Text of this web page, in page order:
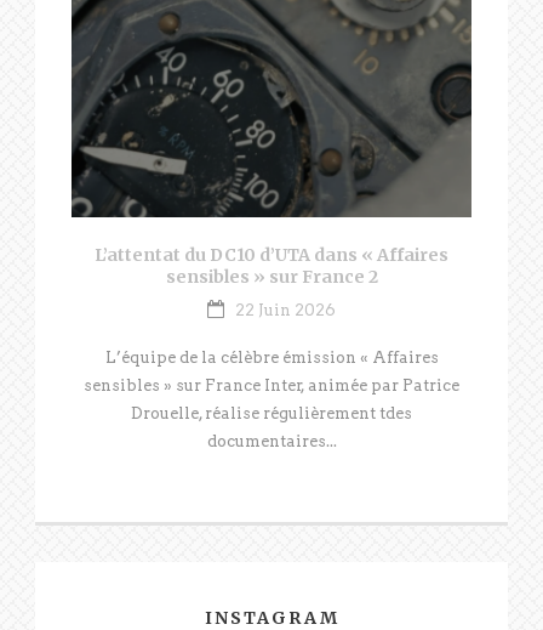
L’attentat du DC10 d’UTA dans « Affaires
sensibles » sur France 2
22 Juin 2026
L’équipe de la célèbre émission « Affaires
sensibles » sur France Inter, animée par Patrice
Drouelle, réalise régulièrement tdes
documentaires...
INSTAGRAM